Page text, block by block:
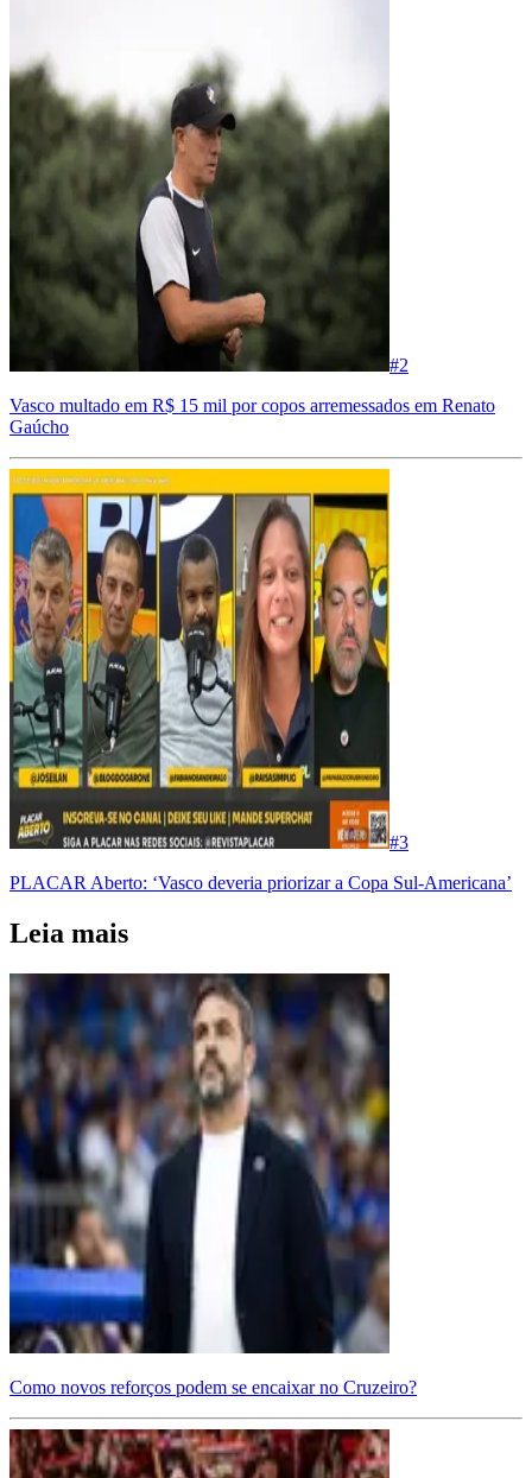
#2
Vasco multado em R$ 15 mil por copos arremessados em Renato
Gaúcho
#3
PLACAR Aberto: ‘Vasco deveria priorizar a Copa Sul-Americana’
Leia mais
Como novos reforços podem se encaixar no Cruzeiro?